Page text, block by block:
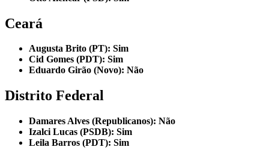
Ceará
Augusta Brito (PT): Sim
Cid Gomes (PDT): Sim
Eduardo Girão (Novo): Não
Distrito Federal
Damares Alves (Republicanos): Não
Izalci Lucas (PSDB): Sim
Leila Barros (PDT): Sim